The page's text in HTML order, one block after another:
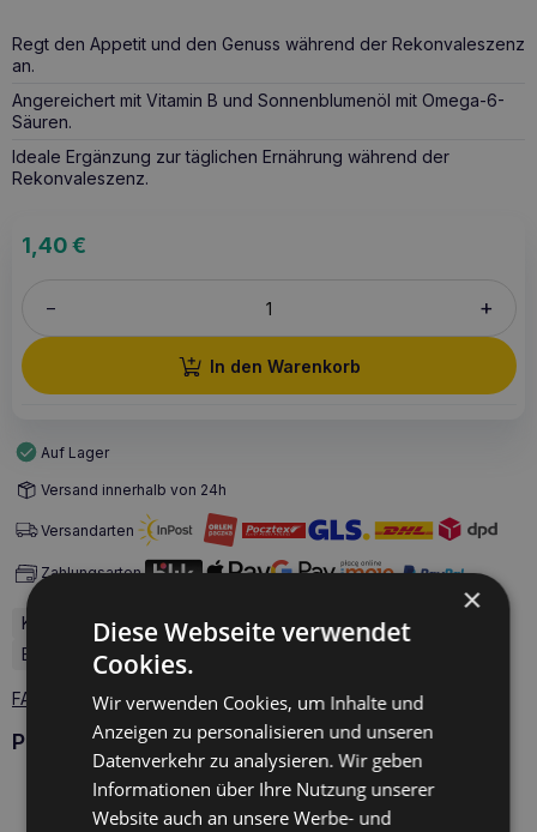
Regt den Appetit und den Genuss während der Rekonvaleszenz
an.
Angereichert mit Vitamin B und Sonnenblumenöl mit Omega-6-
Säuren.
Ideale Ergänzung zur täglichen Ernährung während der
Rekonvaleszenz.
1,40€
– +
In den Warenkorb
Auf Lager
Versand innerhalb von 24h
Versandarten
Zahlungsarten
Kapazität: 135 ml
Gesundheitszustand: Rekonvaleszenz
Besondere Anforderungen: Energie, Rekonvaleszenz
FAQ - 1 Fragen zum Produkt
Produkte KATTOVIT
×
Diese Webseite verwendet
Cookies.
Wir verwenden Cookies, um Inhalte und
Anzeigen zu personalisieren und unseren
Datenverkehr zu analysieren. Wir geben
Informationen über Ihre Nutzung unserer
Website auch an unsere Werbe- und